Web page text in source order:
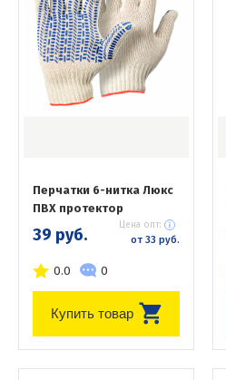
Перчатки 6-нитка Люкс
ПВХ протектор
39 руб. Цена опт:
от 33 руб.
0.0 0
Купить товар